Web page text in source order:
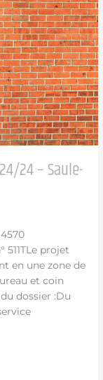
24 – Saule-
511TLe projet
en une zone de
et coin
dossier :Du